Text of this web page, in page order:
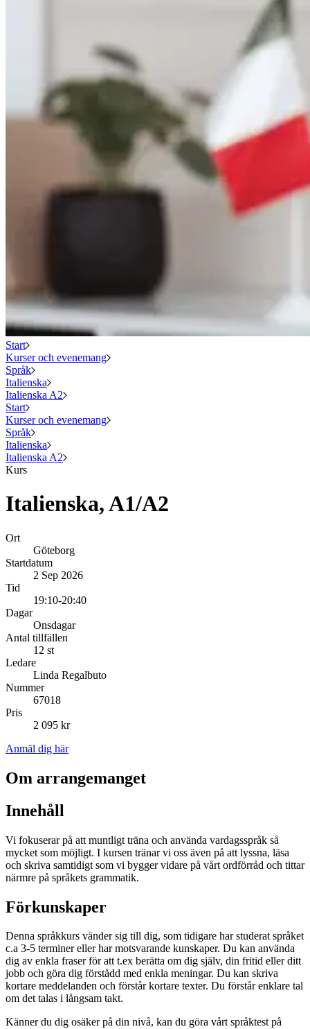
Start
Kurser och evenemang
Språk
Italienska
Italienska A2
Start
Kurser och evenemang
Språk
Italienska
Italienska A2
Kurs
Italienska, A1/A2
Ort
Göteborg
Startdatum
2 Sep 2026
Tid
19:10-20:40
Dagar
Onsdagar
Antal tillfällen
12 st
Ledare
Linda Regalbuto
Nummer
67018
Pris
2 095 kr
Anmäl dig här
Om arrangemanget
Innehåll
Vi fokuserar på att muntligt träna och använda vardagsspråk så
mycket som möjligt. I kursen tränar vi oss även på att lyssna, läsa
och skriva samtidigt som vi bygger vidare på vårt ordförråd och tittar
närmre på språkets grammatik.
Förkunskaper
Denna språkkurs vänder sig till dig, som tidigare har studerat språket
c.a 3-5 terminer eller har motsvarande kunskaper. Du kan använda
dig av enkla fraser för att t.ex berätta om dig själv, din fritid eller ditt
jobb och göra dig förstådd med enkla meningar. Du kan skriva
kortare meddelanden och förstår kortare texter. Du förstår enklare tal
om det talas i långsam takt.
Känner du dig osäker på din nivå, kan du göra vårt språktest på